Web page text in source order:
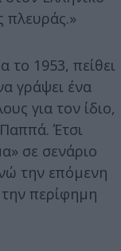
πλευράς.»
1953, πείθει
γράψει ένα
για τον ίδιο,
Έτσι
σε σενάριο
την επόμενη
περίφημη